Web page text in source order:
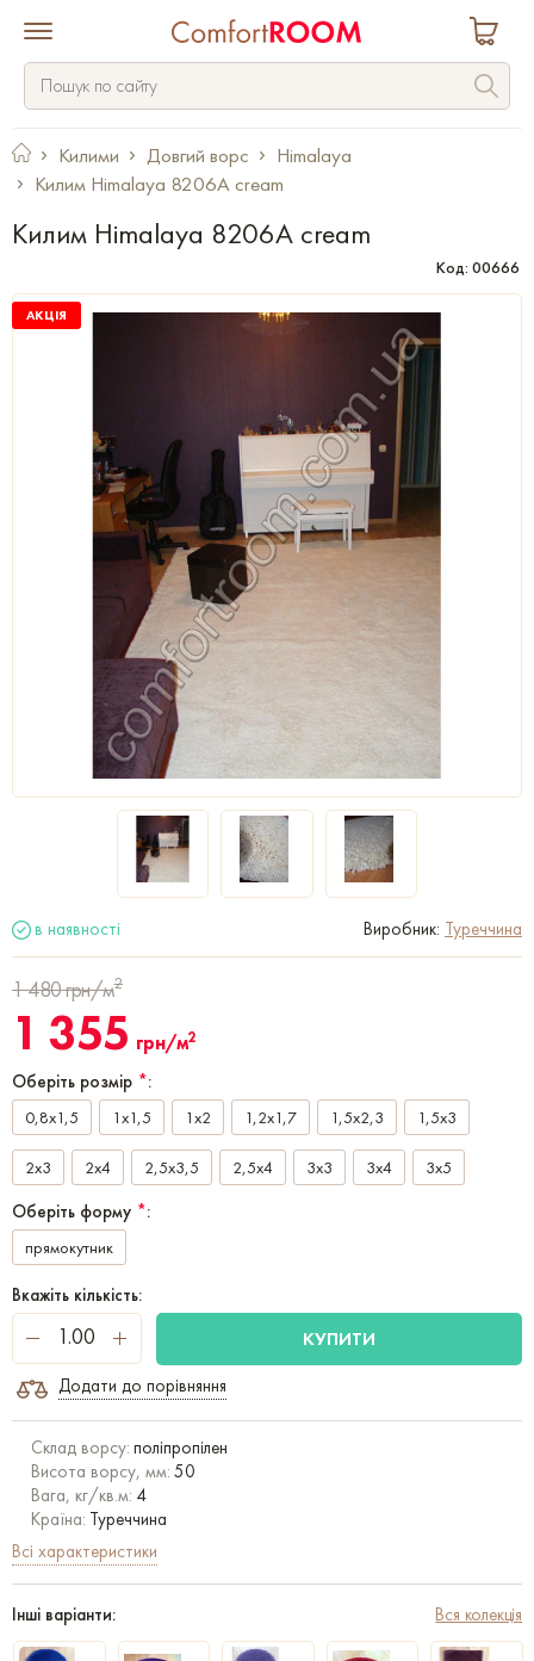
Килими Довгий ворс
Himalaya
Килим Himalaya 8206A cream
Килим Himalaya 8206A cream
Код: 00666
АКЦІЯ
в наявності Виробник: Туреччина
1 480грн/м2
1 355 грн/м2
Оберіть розмір *:
0,8x1,5 1x1,5 1x2 1,2x1,7 1,5x2,3 1,5x3
2x3 2x4 2,5x3,5 2,5x4 3x3 3x4 3x5
Оберіть форму *:
прямокутник
Вкажіть кількість:
КУПИТИ
Додати до порівняння
Склад ворсу: поліпропілен
Висота ворсу, мм: 50
Вага, кг/кв.м: 4
Країна: Туреччина
Всі характеристики
Інші варіанти: Вся колекція